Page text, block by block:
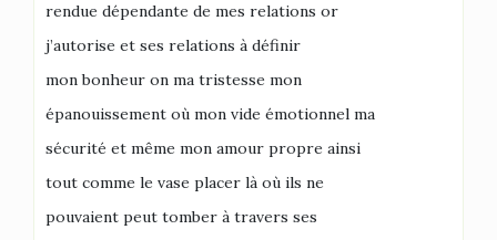
rendue dépendante de mes relations or
j’autorise et ses relations à définir
mon bonheur on ma tristesse mon
épanouissement où mon vide émotionnel ma
sécurité et même mon amour propre ainsi
tout comme le vase placer là où ils ne
pouvaient peut tomber à travers ses